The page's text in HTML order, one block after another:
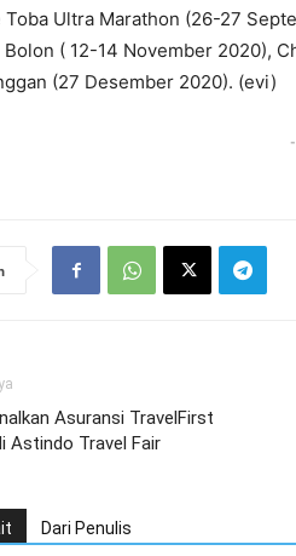
Toba Ultra Marathon (26-27
( 12-14 November 2020),
(27 Desember 2020). (evi)
Asuransi TravelFirst
Astindo Travel Fair
Dari Penulis